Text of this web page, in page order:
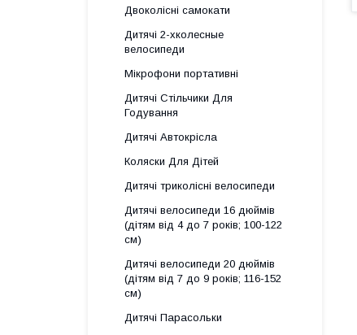
Двоколісні самокати
Дитячі 2-хколесные
велосипеди
Мікрофони портативні
Дитячі Стільчики Для
Годування
Дитячі Автокрісла
Коляски Для Дітей
Дитячі триколісні велосипеди
Дитячі велосипеди 16 дюймів
(дітям від 4 до 7 років; 100-122
см)
Дитячі велосипеди 20 дюймів
(дітям від 7 до 9 років; 116-152
см)
Дитячі Парасольки